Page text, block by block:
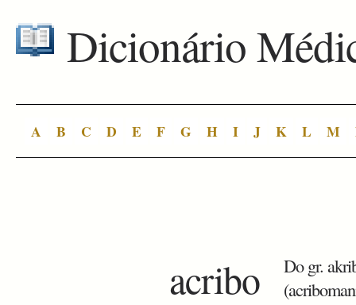
Dicionário
A B C D E F G H I J K L M
acribo
Do gr.